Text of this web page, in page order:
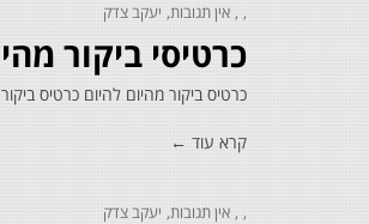
אין תגובות יעקב צדק
כרטיסי ביקור
כרטיס ביקור מהיום להיום כרטיס
קרא עוד ←
אין תגובות יעקב צדק